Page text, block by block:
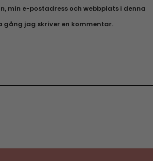
min e-postadress och webbplats i denna
gång jag skriver en kommentar.